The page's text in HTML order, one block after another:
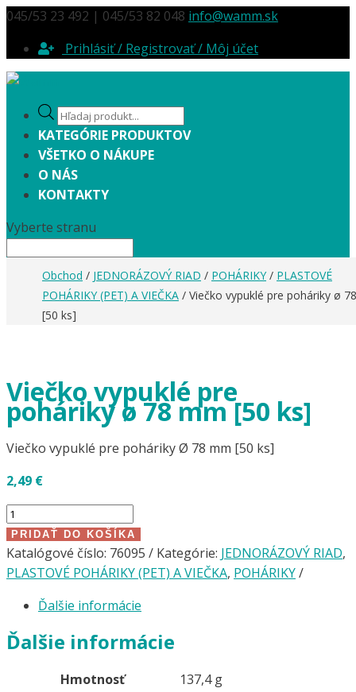
045/53 23 492 | 045/53 82 048 info@wamm.sk
Prihlásiť / Registrovať / Môj účet
Products
search
KATEGÓRIE PRODUKTOV
VŠETKO O NÁKUPE
O NÁS
KONTAKTY
Vyberte stranu
Obchod / JEDNORÁZOVÝ RIAD / POHÁRIKY/ PLASTOVÉ
POHÁRIKY (PET) A VIEČKA / Viečko vypuklé pre poháriky ø
[50 ks]
Viečko vypuklé pre
poháriky ø 78 mm [50 ks]
Viečko vypuklé pre poháriky Ø 78 mm [50 ks]
2,49 €
množstvo
Viečko
vypuklé
pre
78
mm
PRIDAŤ DO KOŠÍKA
Katalógové číslo: 76095 Kategórie: JEDNORÁZOVÝ RIAD,
PLASTOVÉ POHÁRIKY (PET) A VIEČKA, POHÁRIKY
Ďalšie informácie
Ďalšie informácie
Hmotnosť
137,4 g